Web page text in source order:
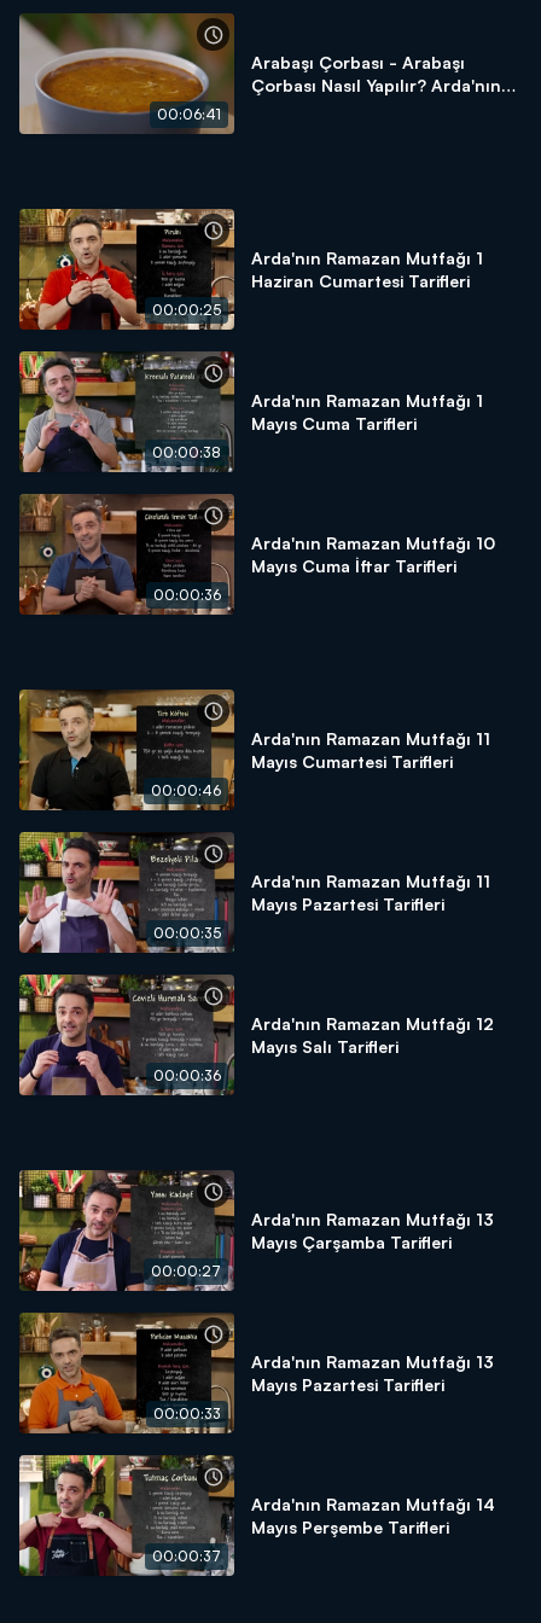
izlemek
00:06:41
Arabaşı Çorbası - Arabaşı
Çorbası Nasıl Yapılır? Arda'nın
00:00:25
Arda'nın Ramazan Mutfağı 1
Haziran Cumartesi Tarifleri
00:00:38
Arda'nın Ramazan Mutfağı 1
Mayıs Cuma Tarifleri
00:00:36
Arda'nın Ramazan Mutfağı 10
Mayıs Cuma İftar Tarifleri
00:00:46
Arda'nın Ramazan Mutfağı 11
Mayıs Cumartesi Tarifleri
00:00:35
Arda'nın Ramazan Mutfağı 11
Mayıs Pazartesi Tarifleri
00:00:36
Arda'nın Ramazan Mutfağı 12
Mayıs Salı Tarifleri
00:00:27
Arda'nın Ramazan Mutfağı 13
Mayıs Çarşamba Tarifleri
00:00:33
Arda'nın Ramazan Mutfağı 13
Mayıs Pazartesi Tarifleri
00:00:37
Arda'nın Ramazan Mutfağı 14
Mayıs Perşembe Tarifleri